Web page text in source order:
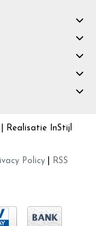
Realisatie InStijl
Policy
RSS